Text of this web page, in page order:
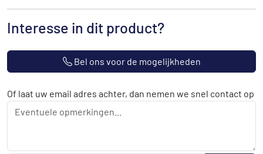
Interesse in dit product?
Bel ons voor de mogelijkheden
Of laat uw email adres achter, dan nemen we snel contact op